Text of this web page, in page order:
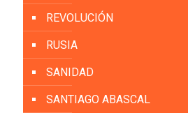
REVOLUCIÓN
RUSIA
SANIDAD
SANTIAGO ABASCAL